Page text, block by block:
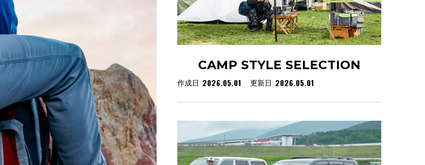
CAMP STYLE SELECTION
作成日 2026.05.01 更新日 2026.05.01